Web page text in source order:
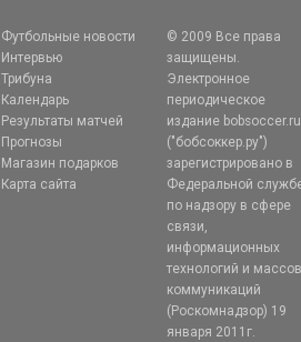
Футбольные новости
Интервью
Трибуна
Календарь
Результаты матчей
Прогнозы
Магазин подарков
Карта сайта
© 2009 Все права
защищены.
Электронное
периодическое
издание bobsoccer.ru
("бобсоккер.ру")
зарегистрировано в
Федеральной
по надзору в сфере
связи,
информационных
технологий и
коммуникаций
(Роскомнадзор) 19
января 2011г.